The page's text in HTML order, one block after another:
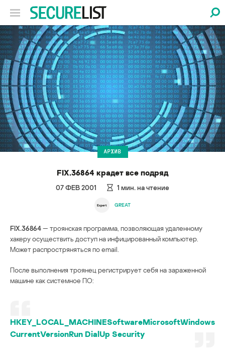
АРХИВ
FIX.36864 крадет все подряд
07 ФЕВ 2001 1 мин. на чтение
GREAT
FIX.36864— троянская программа, позволяющая удаленному
хакеру осуществить доступ на инфицированный компьютер.
Может распростряняться по email.
После выполнения троянец регистрирует себя на зараженной
машине как системное ПО:
HKEY_LOCAL_MACHINESoftwareMicrosoftWindows
CurrentVersionRun DialUp Security